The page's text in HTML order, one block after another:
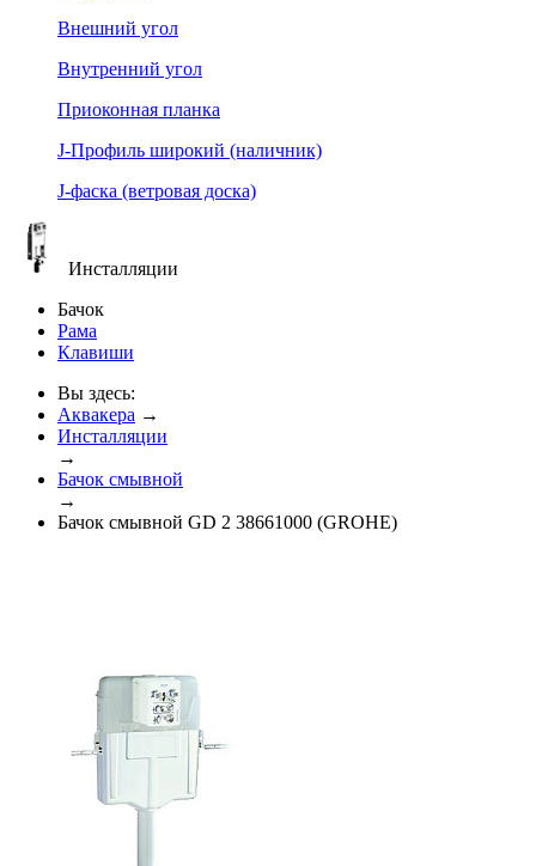
Внешний угол
Внутренний угол
Приоконная планка
J-Профиль широкий (наличник)
J-фаска (ветровая доска)
Инсталляции
Бачок
Рама
Клавиши
Вы здесь:
Аквакера →
Инсталляции
→
Бачок смывной
→
Бачок смывной GD 2 38661000 (GROHE)